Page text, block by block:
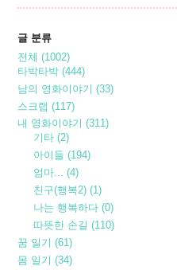
글 분류
전체(1002)
타박타박(444)
남의 영화이야기(33)
스크랩(117)
내 영화이야기(311)
기타(2)
아이들(194)
엄마...(4)
친구(행복2)(1)
나는 행복하다(0)
따뜻한 손길(110)
꿈 일기(61)
몸 일기(34)